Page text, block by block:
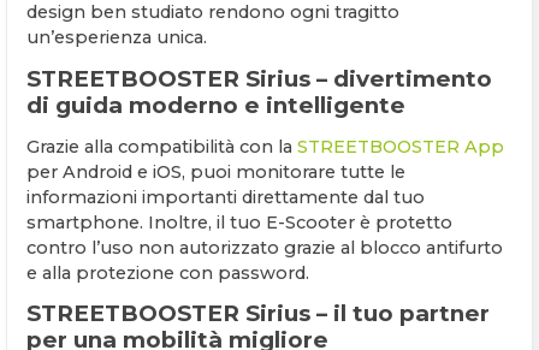
design ben studiato rendono ogni tragitto
un’esperienza unica.
STREETBOOSTER Sirius – divertimento
di guida moderno e intelligente
Grazie alla compatibilità con la STREETBOOSTER App
per Android e iOS, puoi monitorare tutte le
informazioni importanti direttamente dal tuo
smartphone. Inoltre, il tuo E-Scooter è protetto
contro l’uso non autorizzato grazie al blocco antifurto
e alla protezione con password.
STREETBOOSTER Sirius – il tuo partner
per una mobilità migliore